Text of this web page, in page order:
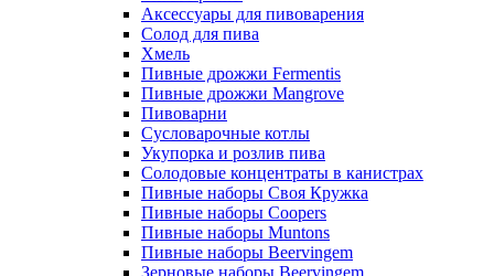
Аксессуары для пивоварения
Солод для пива
Хмель
Пивные дрожжи Fermentis
Пивные дрожжи Mangrove
Пивоварни
Сусловарочные котлы
Укупорка и розлив пива
Солодовые концентраты в канистрах
Пивные наборы Своя Кружка
Пивные наборы Coopers
Пивные наборы Muntons
Пивные наборы Beervingem
Зерновые наборы Beervingem